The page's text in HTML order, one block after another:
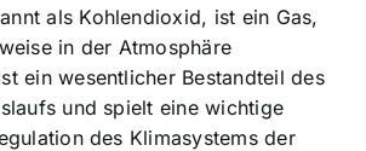
als Kohlendioxid, ist ein Gas,
in der Atmosphäre
ein wesentlicher Bestandteil des
und spielt eine wichtige
des Klimasystems der